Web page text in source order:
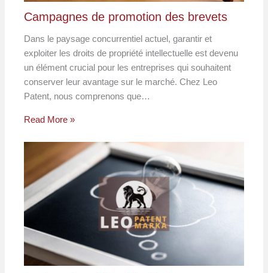
Campagnes de promotion des brevets
Dans le paysage concurrentiel actuel, garantir et
exploiter les droits de propriété intellectuelle est devenu
un élément crucial pour les entreprises qui souhaitent
conserver leur avantage sur le marché. Chez Leo
Patent, nous comprenons que…
Read More »